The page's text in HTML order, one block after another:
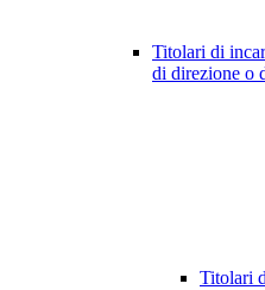
Titolari di
di direzione o
Titolari